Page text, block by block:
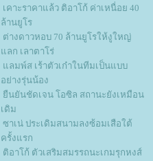
เคาะราคาแล้ว ติอาโก้ ค่าเหนื่อย 40
ล้านยูโร
ต่างดาวหอบ 70 ล้านยูโรให้งูใหญ่
ลก เลาตาโร่
ลมพ์ส เร้าตัวเก๋าในทีมเป็นแบบ
อย่างรุ่นน้อง
ืนยันชัดเจน โอซิล สถานะยังเหมือน
เดิม
ซาเน่ ประเดิมสนามลงซ้อมเสือใต้
ครั้งแรก
ติอาโก้ ตัวเสริมสมรรถนะเกมรุกหงส์